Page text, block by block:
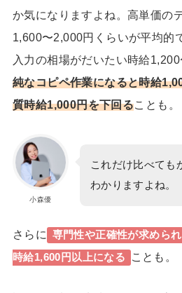
か気になりますよね。高単価の
1,600〜2,000円くらいが平均的
入力の相場がだいたい時給1,200
純なコピペ作業になると時給
質時給1,000円を下回る ことも。
小森優
これだけ比べても
わかりますよね。
さらに
専門性や正確性が求めら
時給1,600円以上になる
ことも。